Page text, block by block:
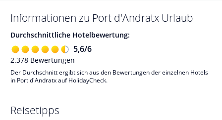
Informationen zu Port d'Andratx Urlaub
Durchschnittliche Hotelbewertung:
5,6/6
2.378 Bewertungen
Der Durchschnitt ergibt sich aus den Bewertungen der einzelnen Hotels
in Port d'Andratx auf HolidayCheck.
Reisetipps